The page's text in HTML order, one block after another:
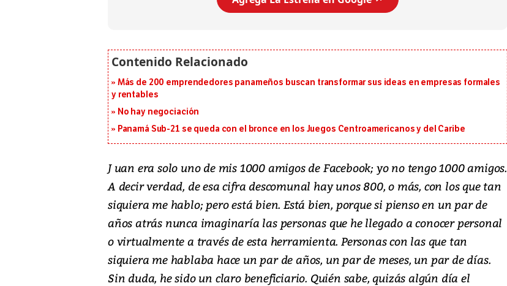
Más de 200 emprendedores panameños buscan transformar sus ideas en empresas formales
y rentables
No hay negociación
Panamá Sub-21 se queda con el bronce en los Juegos Centroamericanos y del Caribe
J uan era solo uno de mis 1000 amigos de Facebook; yo no tengo 1000 amigos.
A decir verdad, de esa cifra descomunal hay unos 800, o más, con los que tan
siquiera me hablo; pero está bien. Está bien, porque si pienso en un par de
años atrás nunca imaginaría las personas que he llegado a conocer personal
o virtualmente a través de esta herramienta. Personas con las que tan
siquiera me hablaba hace un par de años, un par de meses, un par de días.
Sin duda, he sido un claro beneficiario. Quién sabe, quizás algún día el